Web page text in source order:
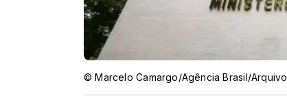
© Marcelo Camargo/Agência Brasil/Arquivo